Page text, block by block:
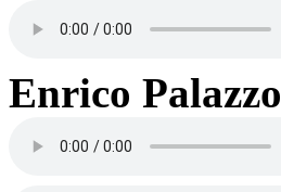
Enrico Palazzo